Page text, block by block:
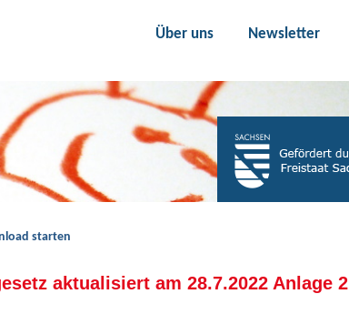
Über uns
Newsletter
starten
aktualisiert am 28.7.2022 Anlage 2